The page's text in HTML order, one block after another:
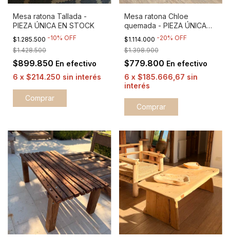
Mesa ratona Tallada -
PIEZA ÚNICA EN STOCK
$1.285.500 -10% OFF
$1.428.500
$899.850 En efectivo
6 x $214.250 sin interés
Mesa ratona Chloe
quemada - PIEZA ÚNICA
EN STOCK
$1.114.000 -20% OFF
$1.398.900
$779.800 En efectivo
6 x $185.666,67 sin
interés